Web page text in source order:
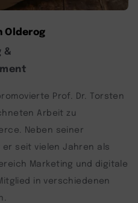
Olderog
&
Prof. Dr. Torsten
Arbeit zu
Neben seiner
seit vielen Jahren als
Marketing und digitale
in verschiedenen